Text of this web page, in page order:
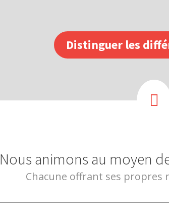
Distinguer les

Nous animons au moyen
Chacune offrant ses propres